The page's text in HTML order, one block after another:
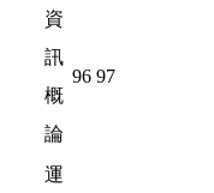
資
訊
概
論
96 97
運